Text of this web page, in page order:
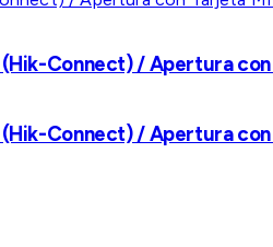
Connect) / Apertura
Connect) / Apertura